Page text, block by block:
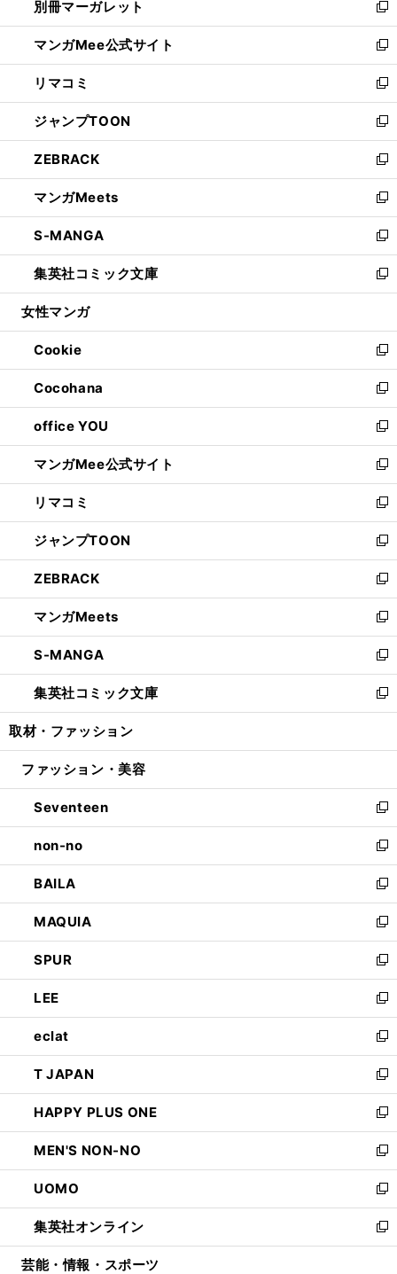
く
で
開
く
ィ
ン
ド
ウ
で
開
く
い
ウ
ィ
ン
ド
ウ
で
開
く
別冊マーガレット
新
し
い
ウ
ィ
ン
ド
ウ
で
開
く
マンガMee公式サイト
新
し
い
ウ
ィ
ン
ド
ウ
で
開
く
リマコミ
新
し
い
ウ
ィ
ン
ド
ウ
で
開
く
ジャンプTOON
新
し
い
ウ
ィ
ン
ド
ウ
で
開
ZEBRACK
新
し
い
ウ
ィ
ン
ド
ウ
開
く
マンガMeets
新
し
い
ウ
ィ
ン
ウ
で
開
く
S-MANGA
新
し
い
ウ
ン
ド
ウ
で
開
く
集英社コミック文庫
新
し
ウ
ィ
ン
ド
ウ
で
開
く
女性マンガ
Cookie
新
し
い
ウ
ィ
ン
ド
ウ
で
開
く
Cocohana
新
し
い
ウ
ィ
ン
ド
ウ
で
開
く
office YOU
新
し
い
ウ
ィ
ン
ド
ウ
で
開
く
マンガMee公式サイト
新
し
い
ウ
ィ
ン
ド
ウ
で
開
く
リマコミ
新
し
い
ウ
ィ
ン
ド
ウ
で
開
く
ジャンプTOON
新
し
い
ウ
ィ
ン
ド
ウ
で
開
ZEBRACK
新
し
い
ウ
ィ
ン
ド
ウ
開
マンガMeets
新
し
い
ウ
ィ
ン
ウ
開
く
S-MANGA
新
し
い
ウ
ン
ウ
で
開
く
集英社コミック文庫
新
し
ウ
ン
ド
ウ
で
開
く
取材・ファッション
ファッション・美容
Seventeen
新
し
い
ウ
ィ
ン
ド
ウ
で
開
く
non-no
新
し
い
ウ
ィ
ン
ド
ウ
で
開
く
BAILA
新
し
い
ウ
ィ
ン
ド
ウ
で
開
く
MAQUIA
新
し
い
ウ
ィ
ン
ド
ウ
で
開
く
SPUR
新
し
い
ウ
ィ
ン
ド
ウ
で
開
く
LEE
新
し
い
ウ
ィ
ン
ド
ウ
で
開
く
eclat
新
し
い
ウ
ィ
ン
ド
ウ
で
開
く
T JAPAN
新
し
い
ウ
ィ
ン
ド
ウ
で
開
HAPPY PLUS ONE
新
し
い
ウ
ィ
ン
ド
ウ
MEN'S NON-NO
新
し
い
ウ
ィ
ン
UOMO
新
し
い
ウ
集英社オンライン
新
し
芸能・情報・スポーツ